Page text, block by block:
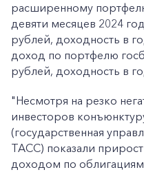
расширенному
девяти месяцев 2024
рублей, доходность в
доход по портфелю
рублей, доходность в
"Несмотря на резко
инвесторов
(государственная
ТАСС) показали
доходом по